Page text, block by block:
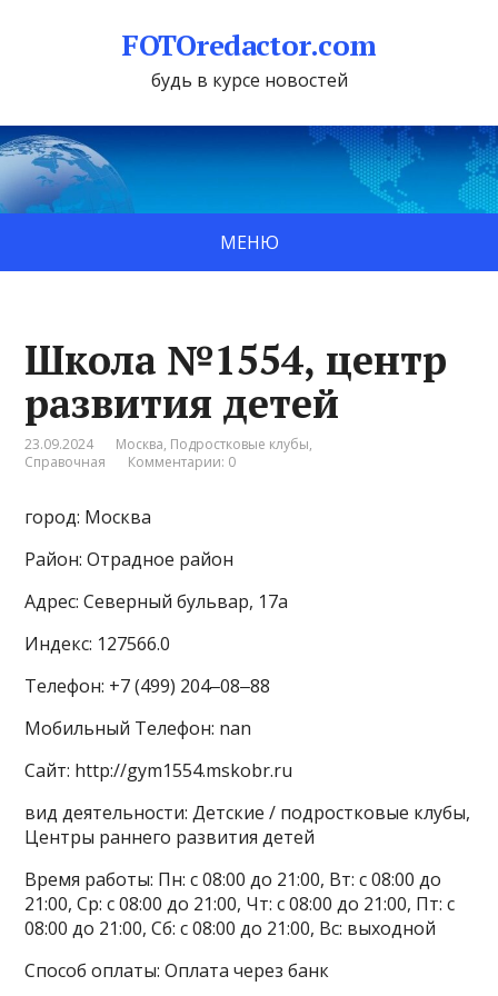
FOTOredactor.com
будь в курсе новостей
МЕНЮ
Школа №1554, центр
развития детей
23.09.2024 Москва, Подростковые клубы,
Справочная
Комментарии: 0
город: Москва
Район: Отрадное район
Адрес: Северный бульвар, 17а
Индекс: 127566.0
Телефон: +7 (499) 204‒08‒88
Мобильный Телефон: nan
Сайт: http://gym1554.mskobr.ru
вид деятельности: Детские / подростковые клубы,
Центры раннего развития детей
Время работы: Пн: с 08:00 до 21:00, Вт: с 08:00 до
21:00, Ср: с 08:00 до 21:00, Чт: с 08:00 до 21:00, Пт: с
08:00 до 21:00, Сб: с 08:00 до 21:00, Вс: выходной
Способ оплаты: Оплата через банк